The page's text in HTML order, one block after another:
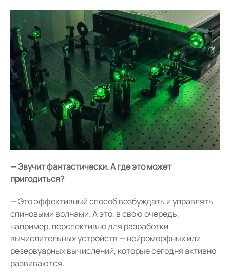
— Звучит фантастически. А где это может
пригодиться?
— Это эффективный способ возбуждать и управлять
спиновыми волнами. А это, в свою очередь,
например, перспективно для разработки
вычислительных устройств — нейроморфных или
резервуарных вычислений, которые сегодня активно
развиваются.